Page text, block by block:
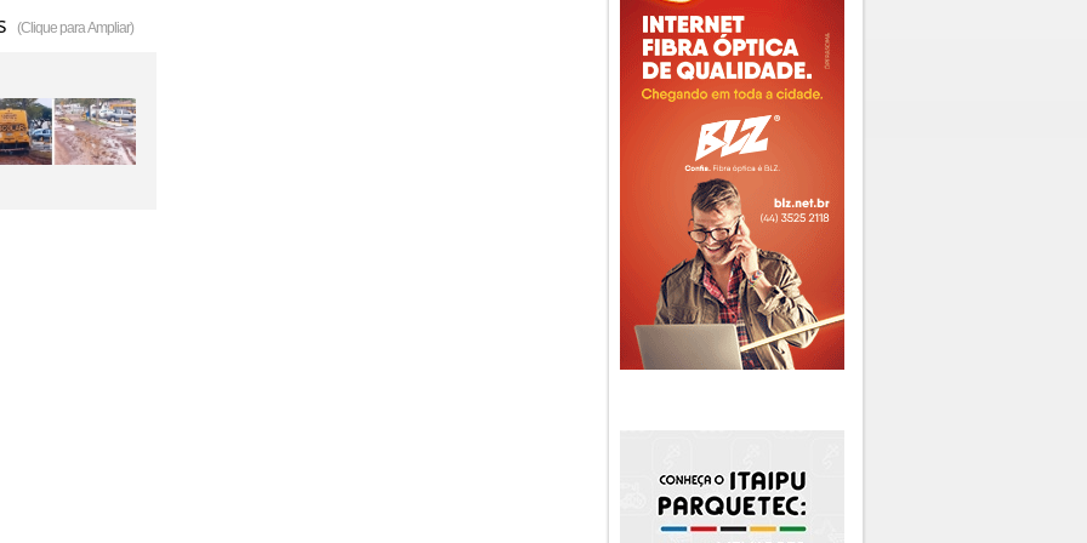
(Clique para Ampliar)